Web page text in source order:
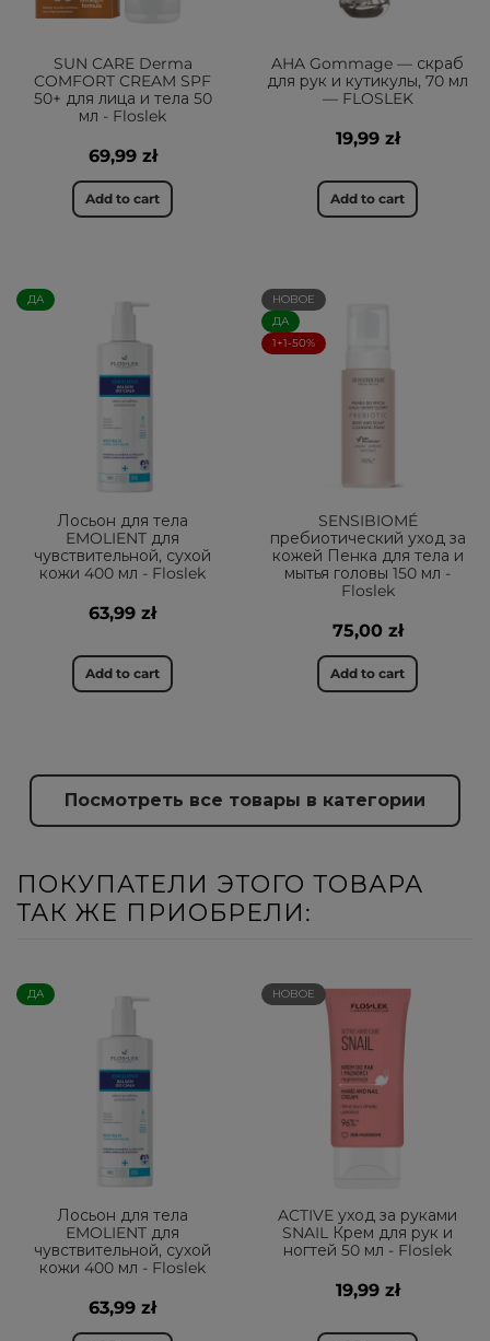
SUN CARE Derma
COMFORT CREAM SPF
50+ для лица и тела 50
мл - Floslek
69,99 zł
Add to cart
AHA Gommage — скраб
для рук и кутикулы, 70 мл
— FLOSLEK
19,99 zł
Add to cart
ДА
Лосьон для тела
EMOLIENT для
чувствительной, сухой
кожи 400 мл - Floslek
63,99 zł
Add to cart
НОВОЕ
ДА
1+1-50%
SENSIBIOMÉ
пребиотический уход за
кожей Пенка для тела и
мытья головы 150 мл -
Floslek
75,00 zł
Add to cart
Посмотреть все товары в категории
ПОКУПАТЕЛИ ЭТОГО ТОВАРА
ТАК ЖЕ ПРИОБРЕЛИ:
ДА
Лосьон для тела
EMOLIENT для
чувствительной, сухой
кожи 400 мл - Floslek
63,99 zł
НОВОЕ
ACTIVE уход за руками
SNAIL Крем для рук и
ногтей 50 мл - Floslek
19,99 zł